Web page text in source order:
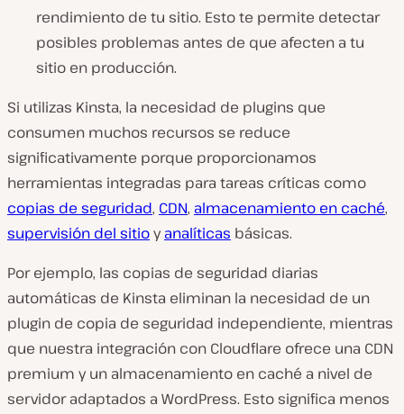
rendimiento de tu sitio. Esto te permite detectar
posibles problemas antes de que afecten a tu
sitio en producción.
Si utilizas Kinsta, la necesidad de plugins que
consumen muchos recursos se reduce
significativamente porque proporcionamos
herramientas integradas para tareas críticas como
copias de seguridad, CDN, almacenamiento en caché,
supervisión del sitioyanalíticas básicas.
Por ejemplo, las copias de seguridad diarias
automáticas de Kinsta eliminan la necesidad de un
plugin de copia de seguridad independiente, mientras
que nuestra integración con Cloudflare ofrece una CDN
premium y un almacenamiento en caché a nivel de
servidor adaptados a WordPress. Esto significa menos